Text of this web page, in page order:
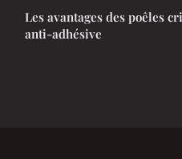
Les avantages des poêles
anti-adhésive